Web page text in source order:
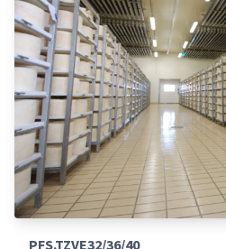
PFS.TZVE32/36/40